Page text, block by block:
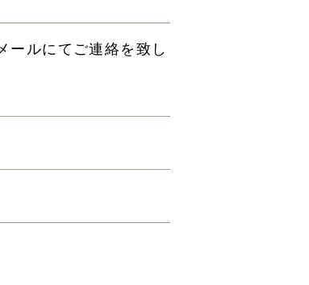
ールにてご連絡を致し